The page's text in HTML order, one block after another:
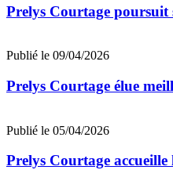
Prelys Courtage poursuit
Publié le 09/04/2026
Prelys Courtage élue
Publié le 05/04/2026
Prelys Courtage